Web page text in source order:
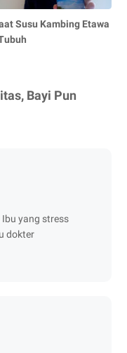
Susu Kambing Etawa
Bayi Pun
yang stress
dokter